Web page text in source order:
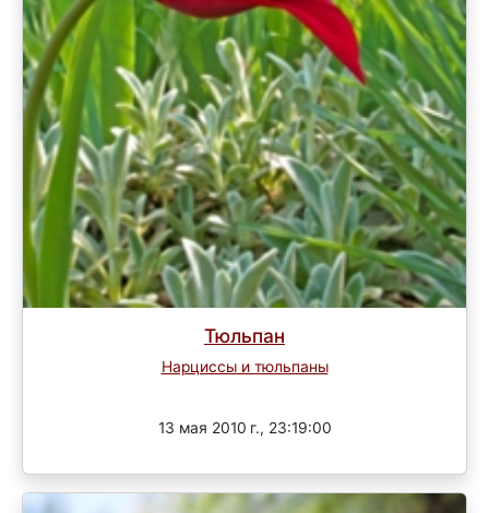
Тюльпан
Нарциссы и тюльпаны
13 мая 2010 г., 23:19:00